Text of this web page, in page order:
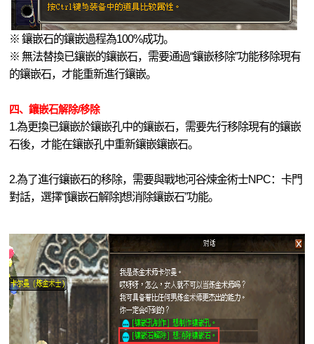
※ 鑲嵌石的鑲嵌過程為100%成功。
※ 無法替換已鑲嵌的鑲嵌石，需要通過“鑲嵌移除”功能移除現有
的鑲嵌石，才能重新進行鑲嵌。
四、鑲嵌石解除/移除
1.為更換已鑲嵌於鑲嵌孔中的鑲嵌石，需要先行移除現有的鑲嵌
石後，才能在鑲嵌孔中重新鑲嵌鑲嵌石。
2.為了進行鑲嵌石的移除，需要與戰地河谷煉金術士NPC：卡門
對話，選擇“[鑲嵌石解除]想消除鑲嵌石”功能。